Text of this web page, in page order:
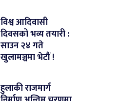
विश्व आदिवासी
दिवसको भव्य तयारी :
साउन २४ गते
खुलामञ्चमा भेटौं !
हुलाकी राजमार्ग